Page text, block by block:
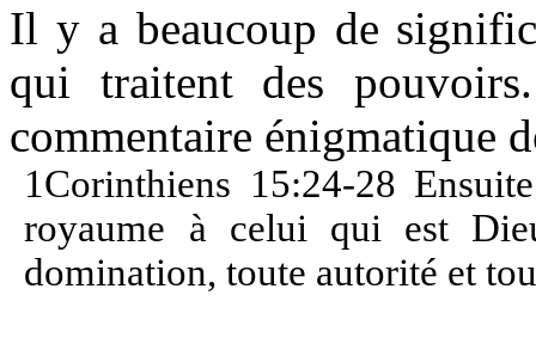
Il y a beaucoup de
qui traitent des
commentaire énigmatique
1Corinthiens 15:24-28
royaume à celui qui est
domination, toute autorité et